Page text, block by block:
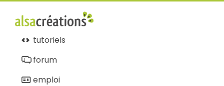
tutoriels
forum
emploi